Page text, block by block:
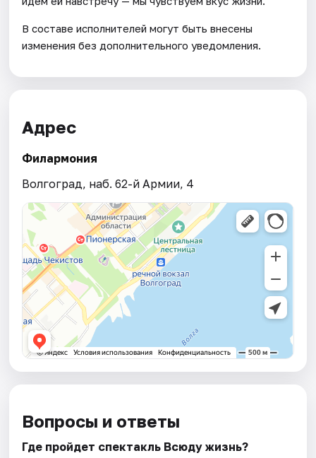
В составе исполнителей могут быть внесены
изменения без дополнительного уведомления.
Адрес
Филармония
Волгоград, наб. 62-й Армии, 4
Вопросы и ответы
Где пройдет спектакль Всюду жизнь?